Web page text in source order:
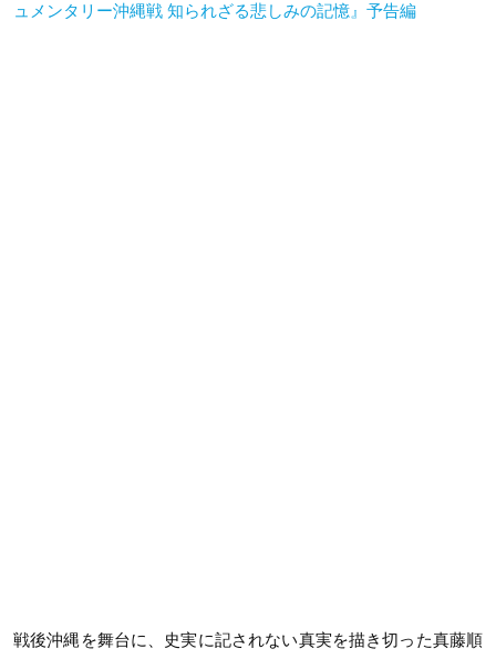
ュメンタリー沖縄戦 知られざる悲しみの記憶』予告編
戦後沖縄を舞台に、史実に記されない真実を描き切った真藤順